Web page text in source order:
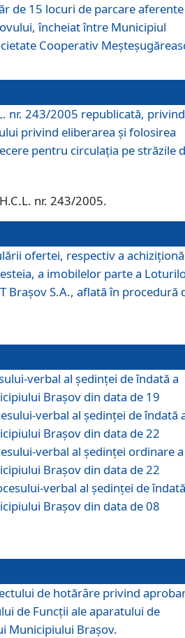
de 15 locuri de parcare aferente
încheiat între Municipiul
Cooperativ
nr. 243/2005 republicată, privind
privind eliberarea şi folosirea
pentru circulația pe străzile
nr. 243/2005.
ofertei, respectiv a
a imobilelor parte a
Brașov S.A., aflată în procedură
verbal al şedinţei de îndată a
Braşov din data de 19
verbal al şedinţei de îndată
Braşov din data de 22
verbal al şedinţei ordinare a
Braşov din data de 22
verbal al şedinţei de
Braşov din data de 08
de hotărâre privind
de Funcţii ale aparatului de
Municipiului Braşov.